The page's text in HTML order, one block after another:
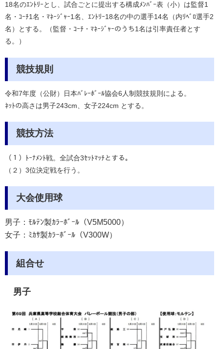
18名のｴﾝﾄﾘｰとし、試合ごとに提出する構成ﾒﾝﾊﾞｰ表（小）は監督1
名・ｺｰﾁ1名・ﾏﾈｰｼﾞｬｰ1名、ｴﾝﾄﾘｰ18名の中の選手14名（内ﾘﾍﾞﾛ選手2
名）とする。
（監督・ｺｰﾁ・ﾏﾈｰｼﾞｬｰのうち1名は引率責任者とす
る。）
競技規則
令和7年度（公財）日本ﾊﾞﾚｰﾎﾞｰﾙ協会6人制競技規則による。
ﾈｯﾄの高さは男子243cm、女子224cm とする。
競技方法
（１）ﾄｰﾅﾒﾝﾄ戦。全試合3ｾｯﾄﾏｯﾁとする。
（２）3位決定戦を行う。
大会使用球
男子：ﾓﾙﾃﾝ製ｶﾗｰﾎﾞｰﾙ（V5M5000）
女子：ﾐｶｻ製ｶﾗｰﾎﾞｰﾙ（V300W）
組合せ
男子